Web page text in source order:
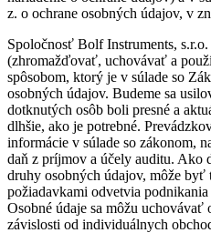
z. o ochrane osobných údajov, v
Spoločnosť Bolf Instruments,
(zhromažďovať, uchovávať a
spôsobom, ktorý je v súlade so
osobných údajov. Budeme sa
dotknutých osôb boli presné a
dlhšie, ako je potrebné.
informácie v súlade so zákonom,
daň z príjmov a účely auditu. Ako
druhy osobných údajov, môže byť
požiadavkami odvetvia
Osobné údaje sa môžu uchovávať
závislosti od individuálnych